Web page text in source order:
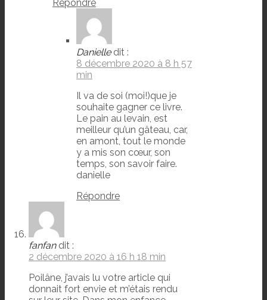
Répondre
Danielle dit :
8 décembre 2020 à 8 h 57
min
Il va de soi (moi!)que je
souhaite gagner ce livre.
Le pain au levain, est
meilleur qu’un gâteau, car,
en amont, tout le monde
y a mis son cœur, son
temps, son savoir faire.
danielle
Répondre
fanfan dit :
2 décembre 2020 à 16 h 18 min
Poilâne, j’avais lu votre article qui
donnait fort envie et m’étais rendu